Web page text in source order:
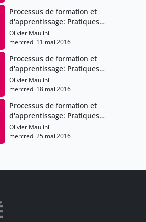
Processus de formation et
d'apprentissage: Pratiques
pédagogiques et institutions
scolaires
Olivier Maulini
mercredi 11 mai 2016
Processus de formation et
d'apprentissage: Pratiques
pédagogiques et institutions
scolaires
Olivier Maulini
mercredi 18 mai 2016
Processus de formation et
d'apprentissage: Pratiques
pédagogiques et institutions
scolaires
Olivier Maulini
mercredi 25 mai 2016